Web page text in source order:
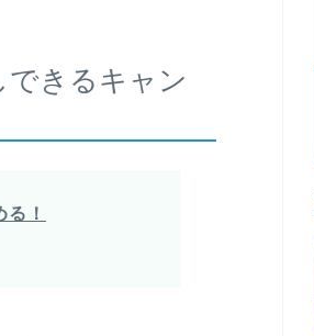
できるキャン
！